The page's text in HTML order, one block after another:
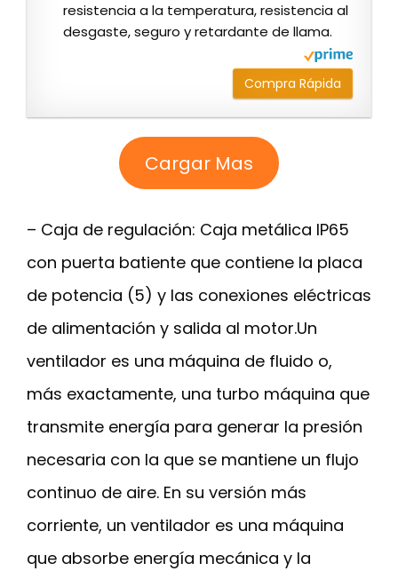
resistencia a la temperatura, resistencia al
desgaste, seguro y retardante de llama.
Compra Rápida
Cargar Mas
– Caja de regulación: Caja metálica IP65
con puerta batiente que contiene la placa
de potencia (5) y las conexiones eléctricas
de alimentación y salida al motor.Un
ventilador es una máquina de fluido o,
más exactamente, una turbo máquina que
transmite energía para generar la presión
necesaria con la que se mantiene un flujo
continuo de aire. En su versión más
corriente, un ventilador es una máquina
que absorbe energía mecánica y la